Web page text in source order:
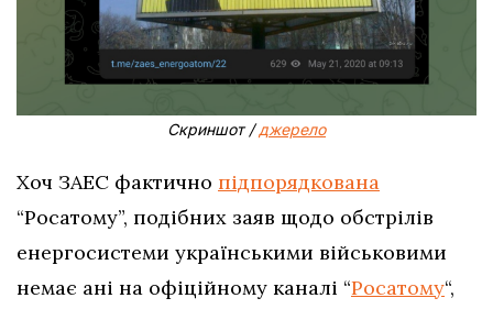
Скриншот /джерело
Хоч ЗАЕС фактично підпорядкована
“Росатому”, подібних заяв щодо обстрілів
енергосистеми українськими військовими
немає ані на офіційному каналі “Росатому“,